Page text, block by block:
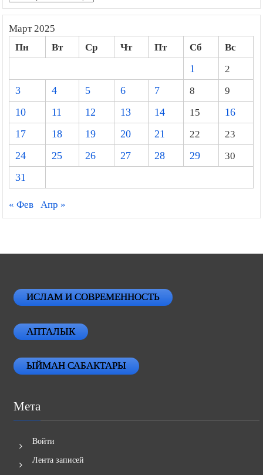
Март 2025
Пн Вт Ср Чт Пт Сб
Вс
1
2
3
4 5 6 7 8
9
10
11 12 13 14 15
16
17
18 19 20 21 22
23
24
25 26 27 28 29
30
31
« Фев Апр »
ИСЛАМ И СОВРЕМЕННОСТЬ
АПТАЛЫК
ЫЙМАН САБАКТАРЫ
Мета
Войти
Лента записей